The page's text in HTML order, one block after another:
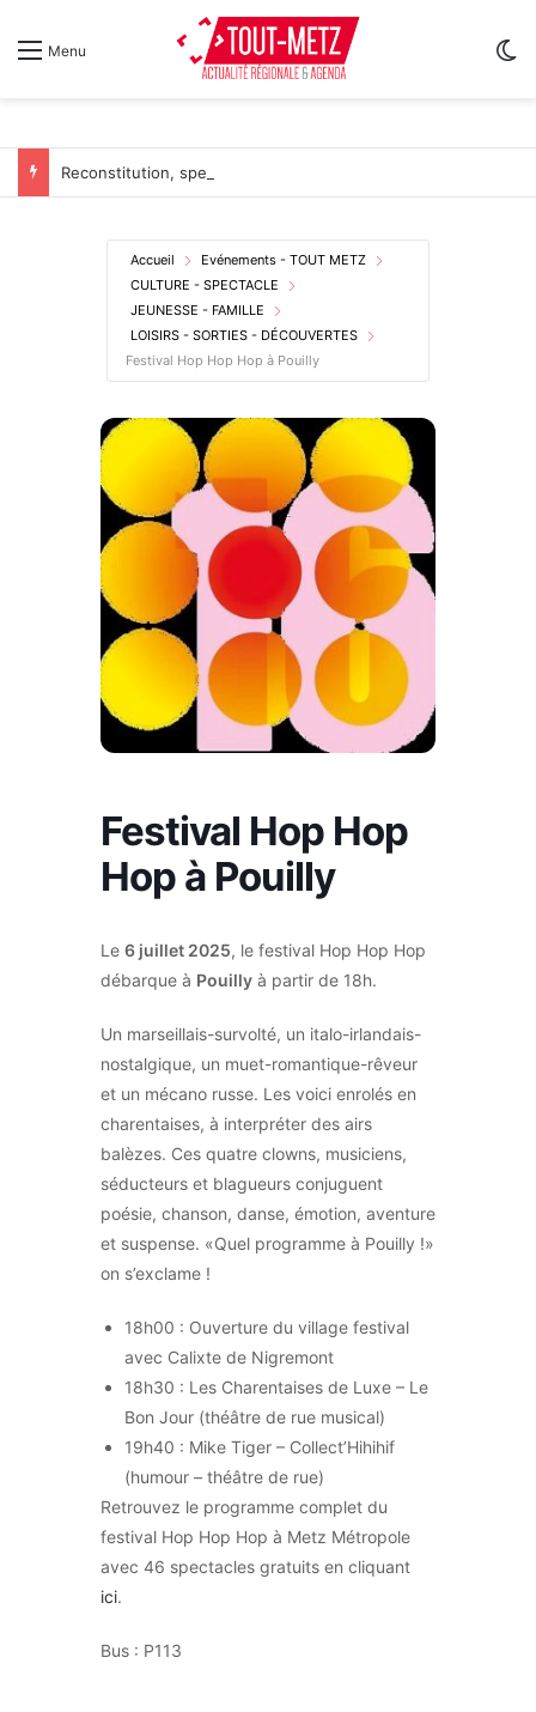
Menu
Accueil
Evénements - TOUT METZ
CULTURE - SPECTACLE
JEUNESSE - FAMILLE
LOISIRS - SORTIES - DÉCOUVERTES
Festival Hop Hop Hop à Pouilly
Festival Hop Hop
Hop à Pouilly
Le 6 juillet 2025, le festival Hop Hop Hop
débarque à Pouilly à partir de 18h.
Un marseillais-survolté, un italo-irlandais-
nostalgique, un muet-romantique-rêveur
et un mécano russe. Les voici enrolés en
charentaises, à interpréter des airs
balèzes. Ces quatre clowns, musiciens,
séducteurs et blagueurs conjuguent
poésie, chanson, danse, émotion, aventure
et suspense. «Quel programme à Pouilly !»
on s’exclame !
18h00 : Ouverture du village festival
avec Calixte de Nigremont
18h30 : Les Charentaises de Luxe – Le
Bon Jour (théâtre de rue musical)
19h40 : Mike Tiger – Collect’Hihihif
(humour – théâtre de rue)
Retrouvez le programme complet du
festival Hop Hop Hop à Metz Métropole
avec 46 spectacles gratuits en cliquant
ici.
Bus : P113